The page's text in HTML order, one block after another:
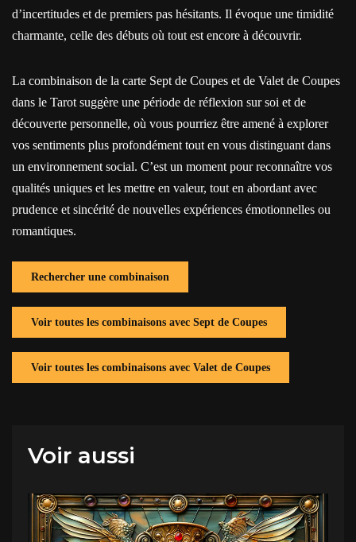
d’incertitudes et de premiers pas hésitants. Il évoque une timidité
charmante, celle des débuts où tout est encore à découvrir.
La combinaison de la carte Sept de Coupes et de Valet de Coupes
dans le Tarot suggère une période de réflexion sur soi et de
découverte personnelle, où vous pourriez être amené à explorer
vos sentiments plus profondément tout en vous distinguant dans
un environnement social. C’est un moment pour reconnaître vos
qualités uniques et les mettre en valeur, tout en abordant avec
prudence et sincérité de nouvelles expériences émotionnelles ou
romantiques.
Rechercher une combinaison
Voir toutes les combinaisons avec Sept de Coupes
Voir toutes les combinaisons avec Valet de Coupes
Voir aussi